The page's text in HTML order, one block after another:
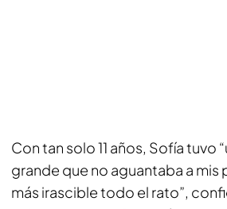
Con tan solo 11 años, Sofía tuvo
grande que no aguantaba a mis
más irascible todo el rato”,